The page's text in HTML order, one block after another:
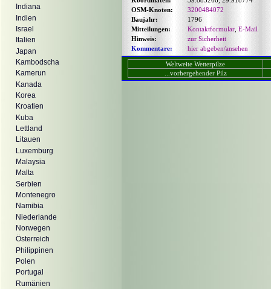
Indiana
Indien
Israel
Italien
Japan
Kambodscha
Kamerun
Kanada
Korea
Kroatien
Kuba
Lettland
Litauen
Luxemburg
Malaysia
Malta
Serbien
Montenegro
Namibia
Niederlande
Norwegen
Österreich
Philippinen
Polen
Portugal
Rumänien
OSM-Knoten:
3200484072
Baujahr:
1796
Mitteilungen:
Kontaktformular E-Mail
Hinweis:
zur Sicherheit
Kommentare:
hier abgeben/ansehen
Weltweite Wetterpilze
...vorhergehender Pilz